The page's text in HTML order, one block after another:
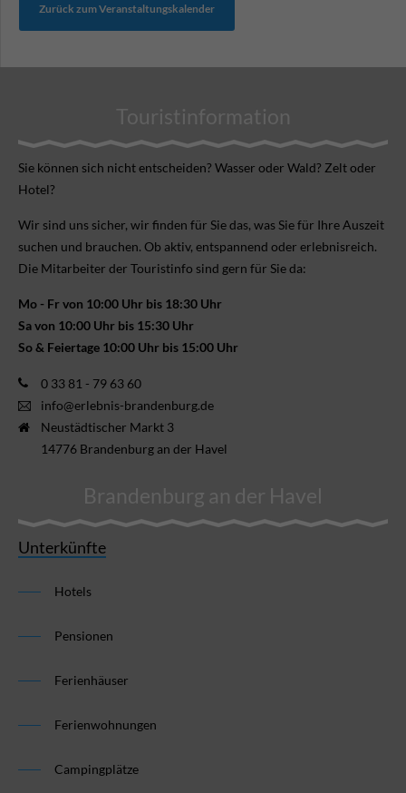
Zurück zum Veranstaltungskalender
Touristinformation
Sie können sich nicht ent­scheiden? Wasser oder Wald? Zelt oder
Hotel?
Wir sind uns sicher, wir finden für Sie das, was Sie für Ihre Aus­zeit
suchen und brauchen. Ob aktiv, ent­spannend oder erlebnis­reich.
Die Mitarbeiter der Touristinfo sind gern für Sie da:
Mo - Fr von 10:00 Uhr bis 18:30 Uhr
Sa von 10:00 Uhr bis 15:30 Uhr
So & Feiertage 10:00 Uhr bis 15:00 Uhr
0 33 81 - 79 63 60
info@erlebnis-brandenburg.de
Neustädtischer Markt 3
14776 Brandenburg an der Havel
Brandenburg an der Havel
Unterkünfte
Hotels
Pensionen
Ferienhäuser
Ferienwohnungen
Campingplätze